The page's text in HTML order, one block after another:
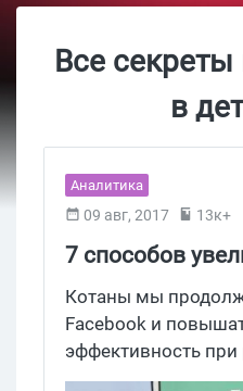
Все
в
Аналитика
09 авг, 2017 13к+
7 способов
повысить
Facebook
Котаны мы
Facebook и
эффективность при
сложной, но